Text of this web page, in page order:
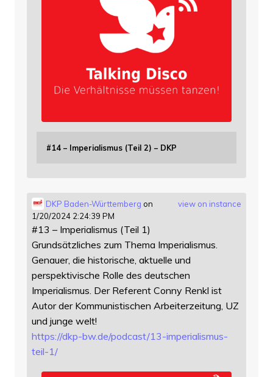
#14 – Imperialismus (Teil 2) – DKP
view on instance
DKP Baden-Württemberg on
1/20/2024 2:24:39 PM
#13 – Imperialismus (Teil 1)
Grundsätzliches zum Thema Imperialismus.
Genauer, die historische, aktuelle und
perspektivische Rolle des deutschen
Imperialismus. Der Referent Conny Renkl ist
Autor der Kommunistischen Arbeiterzeitung, UZ
und junge welt!
https://dkp-bw.de/podcast/13-imperialismus-
teil-1/